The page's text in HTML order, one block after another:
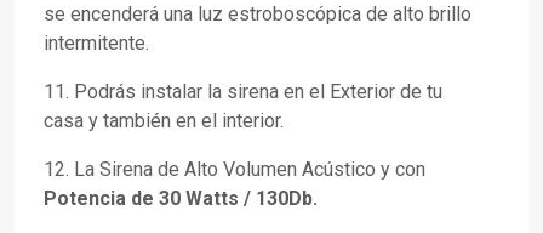
se encenderá una luz estroboscópica de alto brillo
intermitente.
11. Podrás instalar la sirena en el Exterior de tu
casa y también en el interior.
12. La Sirena de Alto Volumen Acústico y con
Potencia de 30 Watts / 130Db.